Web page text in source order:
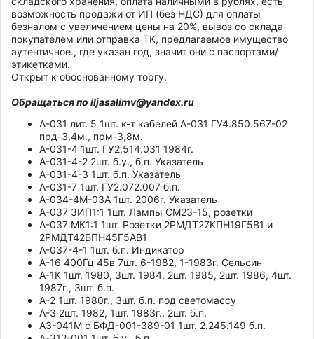
возможность продажи от ИП (без НДС) для оплаты
безналом с увеличением цены на 20%, вывоз со склада
покупателем или отправка ТК, предлагаемое имущество
аутентичное., где указан год, значит они с паспортами/
этикетками.
Открыт к обоснованному торгу.
Обращаться по iljasalimv@yandex.ru
А-031 лит. 5 1шт. к-т кабелей А-031 ГУ4.850.567-02
прд-3,4м., прм-3,8м.
А-031-4 1шт. ГУ2.514.031 1984г.
А-031-4-2 2шт. б.у., б.п. Указатель
А-031-4-3 1шт. б.п. Указатель
А-031-7 1шт. ГУ2.072.007 б.п.
А-034-4М-03А 1шт. 2006г. Указатель
А-037 ЗИП1:1 1шт. Лампы СМ23-15, розетки
А-037 МК1:1 1шт. Розетки 2РМДТ27КПН19Г5В1 и
2РМДТ42БПН45Г5АВ1
А-037-4-1 1шт. б.п. Индикатор
А-16 400Гц 45в 7шт. 6-1982, 1-1983г. Сельсин
А-1К 1шт. 1980, 3шт. 1984, 2шт. 1985, 2шт. 1986, 4шт.
1987г., 3шт. б.п.
А-2 1шт. 1980г., 3шт. б.п. под светомассу
А-3 2шт. 1982, 1шт. 1983г., 2шт. б.п.
А3-041М с БФД-001-389-01 1шт. 2.245.149 б.п.